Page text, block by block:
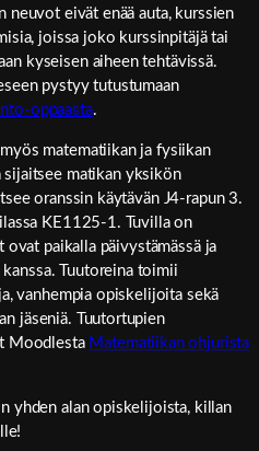
neuvot eivät enää auta, kurssien
joissa joko kurssinpitäjä tai
kyseisen aiheen tehtävissä.
pystyy tutustumaan
oppaasta.
myös matematiikan ja fysiikan
sijaitsee matikan yksikön
oranssin käytävän J4-rapun 3.
KE1125-1. Tuvilla on
paikalla päivystämässä ja
Tuutoreina toimii
vanhempia opiskelijoita sekä
jäseniä. Tuutortupien
Moodlesta Matematiikan ohjurista
yhden alan opiskelijoista, killan